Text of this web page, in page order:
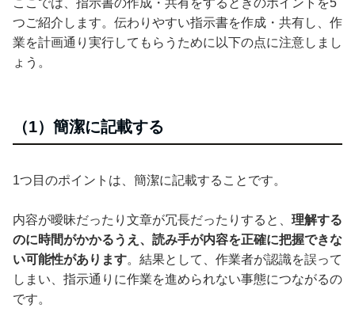
つご紹介します。伝わりやすい指示書を作成・共有し、作
業を計画通り実行してもらうために以下の点に注意しまし
ょう。
（1）簡潔に記載する
1つ目のポイントは、簡潔に記載することです。
内容が曖昧だったり文章が冗長だったりすると、 理解する
のに時間がかかるうえ、読み手が内容を正確に把握できな
い可能性があります。結果として、作業者が認識を誤って
しまい、指示通りに作業を進められない事態につながるの
です。